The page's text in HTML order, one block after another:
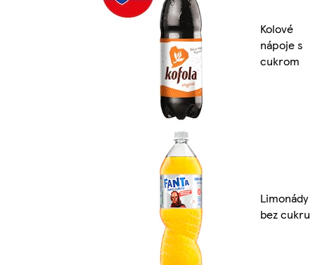
Kolové
nápoje s
cukrom
Limonády
bez cukru